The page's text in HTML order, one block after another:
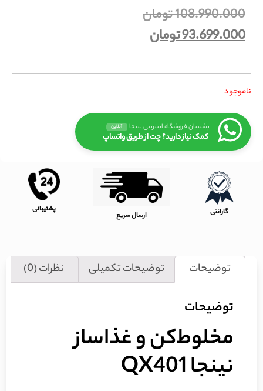
108.990.000تومان
93.699.000تومان
ناموجود
پشتیبان فروشگاه اینترنتی نینجا آنلاین
کمک نیاز دارید؟ چت از طریق واتساپ
گارانتی ارسال سریع
پشتیبانی
توضیحات توضیحات تکمیلی نظرات (0)
توضیحات
مخلوط‌کن و غذاساز
نینجا QX401